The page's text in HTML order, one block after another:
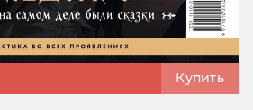
Купить